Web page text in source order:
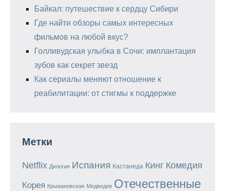
Байкал: путешествие к сердцу Сибири
Где найти обзоры самых интересных
фильмов на любой вкус?
Голливудская улыбка в Сочи: имплантация
зубов как секрет звезд
Как сериалы меняют отношение к
реабилитации: от стигмы к поддержке
Метки
Netflix Дилогия Испания Кастанеда Кинг Комедия
Корея Крыжановская Медведев Отечественные